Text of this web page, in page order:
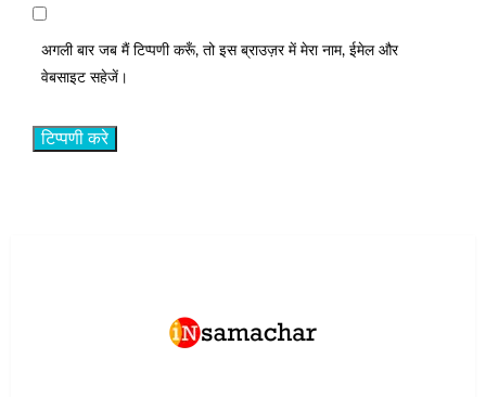
अगली बार जब मैं टिप्पणी करूँ, तो इस ब्राउज़र में मेरा नाम, ईमेल और
वेबसाइट सहेजें।